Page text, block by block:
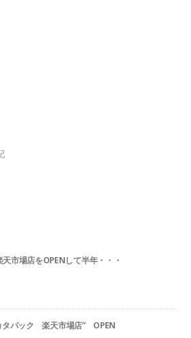
市場店をOPENして半年・・・
タパック 楽天市場店” OPEN